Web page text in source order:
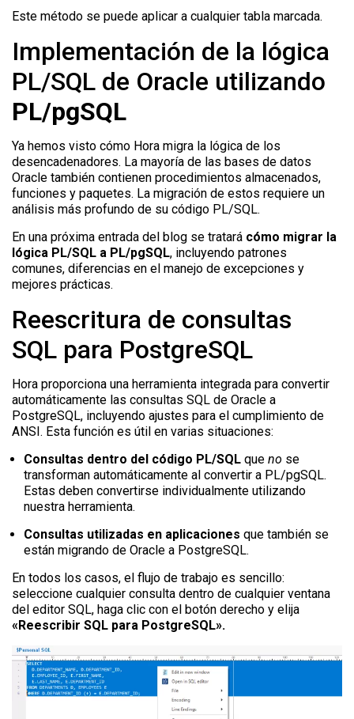
Este método se puede aplicar a cualquier tabla marcada.
Implementación de la lógica
PL/SQL de Oracle utilizando
PL/pgSQL
Ya hemos visto cómo Hora migra la lógica de los
desencadenadores. La mayoría de las bases de datos
Oracle también contienen procedimientos almacenados,
funciones y paquetes. La migración de estos requiere un
análisis más profundo de su código PL/SQL.
En una próxima entrada del blog se tratará cómo migrar la
lógica PL/SQL a PL/pgSQL, incluyendo patrones
comunes, diferencias en el manejo de excepciones y
mejores prácticas.
Reescritura de consultas
SQL para PostgreSQL
Hora proporciona una herramienta integrada para convertir
automáticamente las consultas SQL de Oracle a
PostgreSQL, incluyendo ajustes para el cumplimiento de
ANSI. Esta función es útil en varias situaciones:
Consultas dentro del código PL/SQL que no se
transforman automáticamente al convertir a PL/pgSQL.
Estas deben convertirse individualmente utilizando
nuestra herramienta.
Consultas utilizadas en aplicaciones que también se
están migrando de Oracle a PostgreSQL.
En todos los casos, el flujo de trabajo es sencillo:
seleccione cualquier consulta dentro de cualquier ventana
del editor SQL, haga clic con el botón derecho y elija
«Reescribir SQL para PostgreSQL».